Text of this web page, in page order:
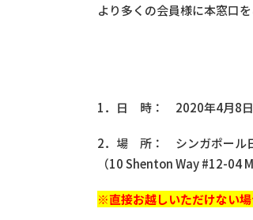
より多くの会員様に本窓口
1．日 時： 2020年4月8日
2．場 所： シンガポール
（10 Shenton Way #12-04
※直接お越しいただけない場